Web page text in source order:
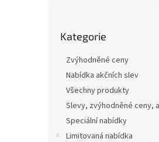
kategorie
Kategorie
Zvýhodněné ceny
Nabídka akčních slev
Všechny produkty
Slevy, zvýhodněné ceny,
Speciální nabídky
Limitovaná nabídka